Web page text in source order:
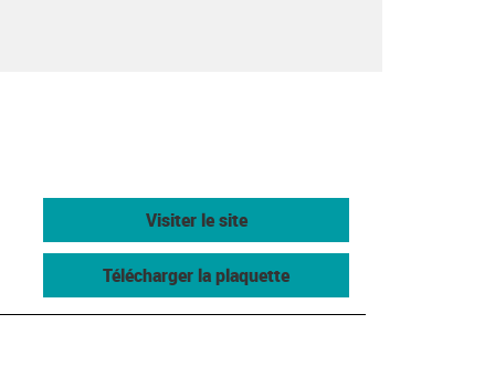
Visiter le site
Télécharger la plaquette